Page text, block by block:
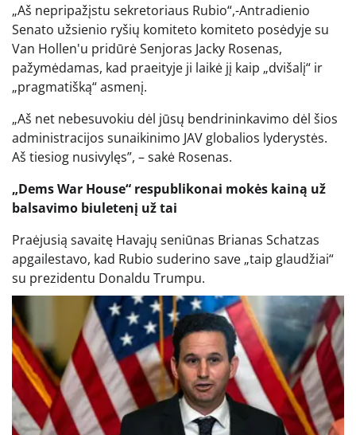
„Aš nepripažįstu sekretoriaus Rubio“,-Antradienio
Senato užsienio ryšių komiteto komiteto posėdyje su
Van Hollen'u pridūrė Senjoras Jacky Rosenas,
pažymėdamas, kad praeityje ji laikė jį kaip „dvišalį“ ir
„pragmatišką“ asmenį.
„Aš net nebesuvokiu dėl jūsų bendrininkavimo dėl šios
administracijos sunaikinimo JAV globalios lyderystės.
Aš tiesiog nusivylęs”, – sakė Rosenas.
„Dems War House“ respublikonai mokės kainą už
balsavimo biuletenį už tai
Praėjusią savaitę Havajų seniūnas Brianas Schatzas
apgailestavo, kad Rubio suderino save „taip glaudžiai“
su prezidentu Donaldu Trumpu.